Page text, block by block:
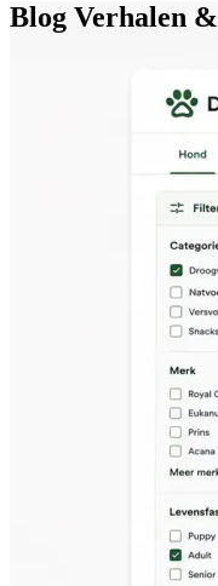
Blog Verhalen